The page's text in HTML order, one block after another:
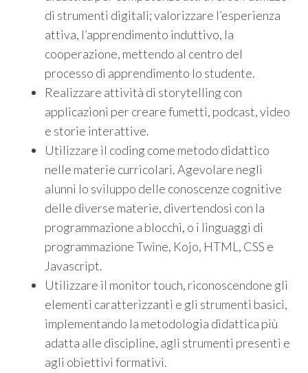
di strumenti digitali; valorizzare l’esperienza
attiva, l’apprendimento induttivo, la
cooperazione, mettendo al centro del
processo di apprendimento lo studente.
Realizzare attività di storytelling con
applicazioni per creare fumetti, podcast, video
e storie interattive.
Utilizzare il coding come metodo didattico
nelle materie curricolari. Agevolare negli
alunni lo sviluppo delle conoscenze cognitive
delle diverse materie, divertendosi con la
programmazione a blocchi, o i linguaggi di
programmazione Twine, Kojo, HTML, CSS e
Javascript.
Utilizzare il monitor touch, riconoscendone gli
elementi caratterizzanti e gli strumenti basici,
implementando la metodologia didattica più
adatta alle discipline, agli strumenti presenti e
agli obiettivi formativi.